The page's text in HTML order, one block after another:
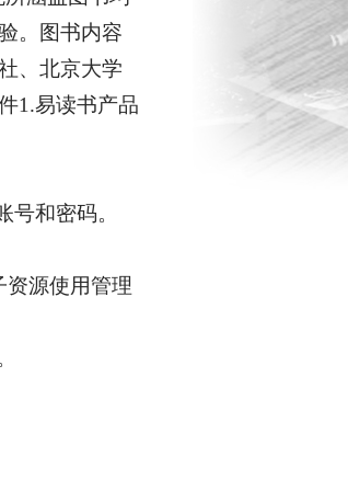
。图书内容
、北京大学
1.易读书产品
和密码。
资源使用管理